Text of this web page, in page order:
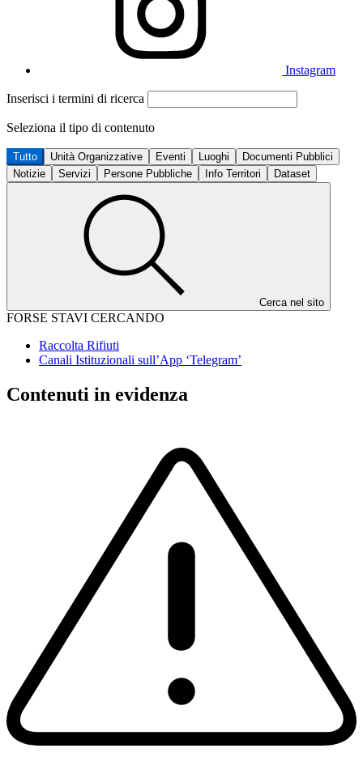
Instagram
Inserisci i termini di ricerca
Seleziona il tipo di contenuto
Tutto Unità Organizzative Eventi Luoghi
Documenti Pubblici
Notizie
Servizi Persone Pubbliche Info Territori Dataset
Cerca nel sito
FORSE STAVI CERCANDO
Raccolta Rifiuti
Canali Istituzionali sull’App ‘Telegram’
Contenuti in evidenza